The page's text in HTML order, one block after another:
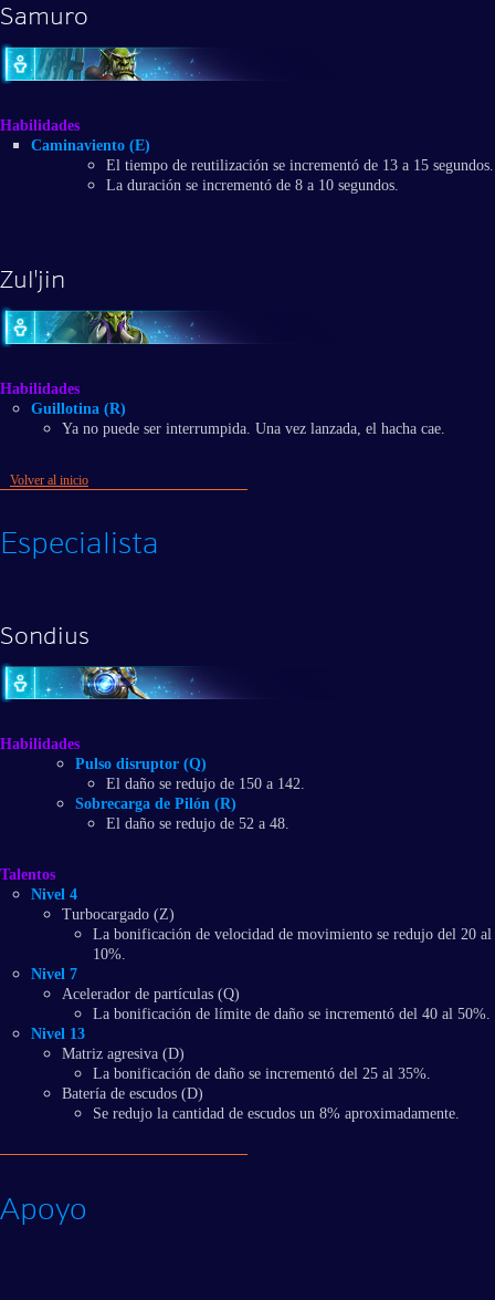
Samuro
Habilidades
Caminaviento (E)
El tiempo de reutilización se incrementó de 13 a 15 segundos.
La duración se incrementó de 8 a 10 segundos.
Zul'jin
Habilidades
Guillotina (R)
Ya no puede ser interrumpida. Una vez lanzada, el hacha cae.
Volver al inicio
Especialista
Sondius
Habilidades
Pulso disruptor (Q)
El daño se redujo de 150 a 142.
Sobrecarga de Pilón (R)
El daño se redujo de 52 a 48.
Talentos
Nivel 4
Turbocargado (Z)
La bonificación de velocidad de movimiento se redujo del 20 al
10%.
Nivel 7
Acelerador de partículas (Q)
La bonificación de límite de daño se incrementó del 40 al 50%.
Nivel 13
Matriz agresiva (D)
La bonificación de daño se incrementó del 25 al 35%.
Batería de escudos (D)
Se redujo la cantidad de escudos un 8% aproximadamente.
Apoyo